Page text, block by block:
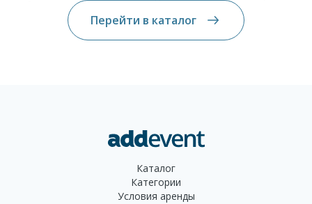
Перейти в каталог
Каталог
Категории
Условия аренды